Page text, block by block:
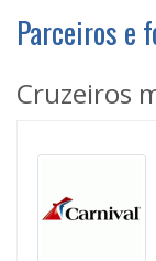
Parceiros e
Cruzeiros